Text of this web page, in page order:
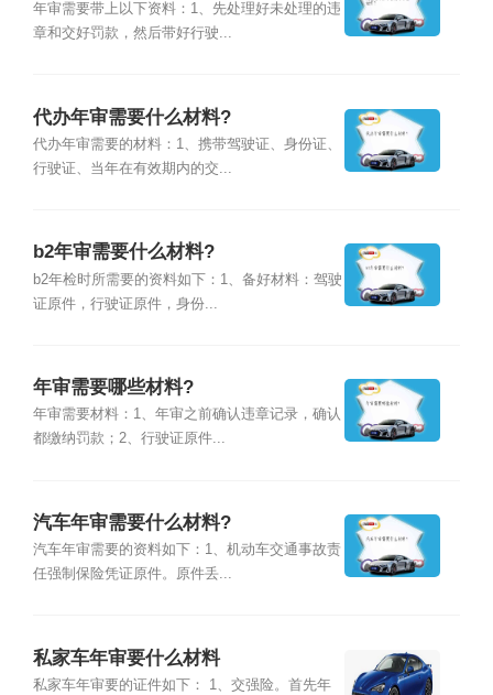
年审需要带上以下资料：1、先处理好未处理的违
章和交好罚款，然后带好行驶...
代办年审需要什么材料?
代办年审需要的材料：1、携带驾驶证、身份证、
行驶证、当年在有效期内的交...
b2年审需要什么材料?
b2年检时所需要的资料如下：1、备好材料：驾驶
证原件，行驶证原件，身份...
年审需要哪些材料?
年审需要材料：1、年审之前确认违章记录，确认
都缴纳罚款；2、行驶证原件...
汽车年审需要什么材料?
汽车年审需要的资料如下：1、机动车交通事故责
任强制保险凭证原件。原件丢...
私家车年审要什么材料
私家车年审要的证件如下： 1、交强险。首先年